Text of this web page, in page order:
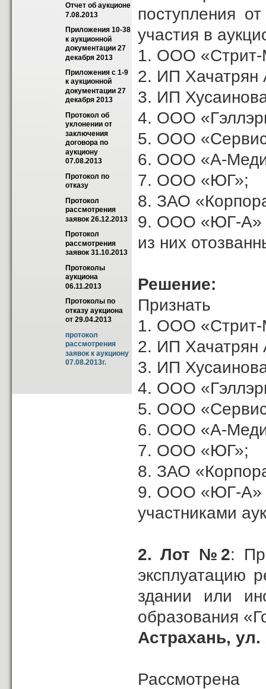
Отчет об аукционе
7.08.2013
Приложения 10-38
к аукционной
документации 27
декабря 2013
Приложения с 1-9
к аукционной
документации 27
декабря 2013
Протокол об
уклонении от
заключения
договора по
аукциону
07.08.2013
Протокол по
отказу
Протокол
рассмотрения
заявок 26.12.2013
Протокол
рассмотрения
заявок 31.10.2013
Протоколы
аукциона
06.11.2013
Протоколы по
отказу аукциона
от 29.04.2013
протокол
рассмотрения
заявок к аукциону
07.08.2013г.
поступления
участия в
1. ООО
2. ИП Хачатрян
3. ИП
4. ООО
5. ООО
6. ООО «А-
7. ООО «ЮГ»;
8. ЗАО
9. ООО «ЮГ-А»
из них
Решение:
Признать
1. ООО
2. ИП Хачатрян
3. ИП
4. ООО
5. ООО
6. ООО «А-
7. ООО «ЮГ»;
8. ЗАО
9. ООО «ЮГ-А»
участниками
2. Лот №2:
эксплуатацию
здании или
образования
Астрахань, ул.